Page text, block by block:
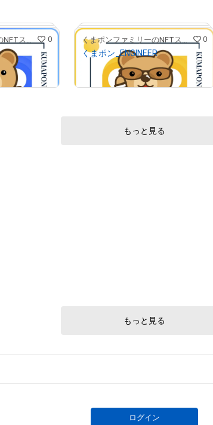
くまポンファミリーのNFTストア 0 くまポンファミリーのNFTストア 0
くまポン_ENGINEER
500,000
もっと見る
もっと見る
ログイン